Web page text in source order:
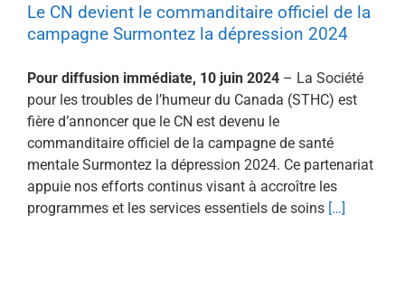
Le CN devient le commanditaire officiel de la
campagne Surmontez la dépression 2024
Pour diffusion immédiate, 10 juin 2024 – La Société
pour les troubles de l’humeur du Canada (STHC) est
fière d’annoncer que le CN est devenu le
commanditaire officiel de la campagne de santé
mentale Surmontez la dépression 2024. Ce partenariat
appuie nos efforts continus visant à accroître les
programmes et les services essentiels de soins […]